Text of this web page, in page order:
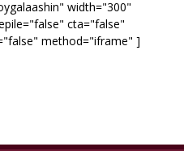
width="300"
cta="false"
method="iframe" ]